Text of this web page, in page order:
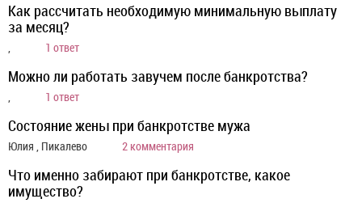
Как рассчитать необходимую минимальную выплату
за месяц?
, 1 ответ
Можно ли работать завучем после банкротства?
, 1 ответ
Состояние жены при банкротстве мужа
Юлия , Пикалево 2 комментария
Что именно забирают при банкротстве, какое
имущество?